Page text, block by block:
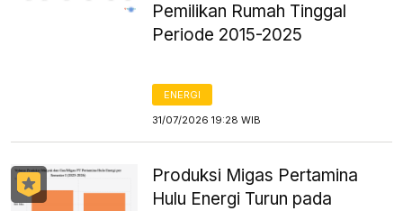
Pemilikan Rumah Tinggal
Periode 2015-2025
ENERGI
31/07/2026 19:28 WIB
Produksi Migas Pertamina
Hulu Energi Turun pada